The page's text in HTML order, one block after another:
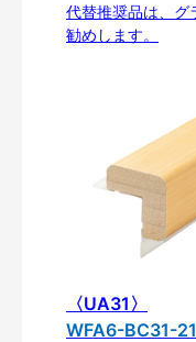
代替推奨品は、
勧めします。
〈UA31〉
WFA6-BC31-21